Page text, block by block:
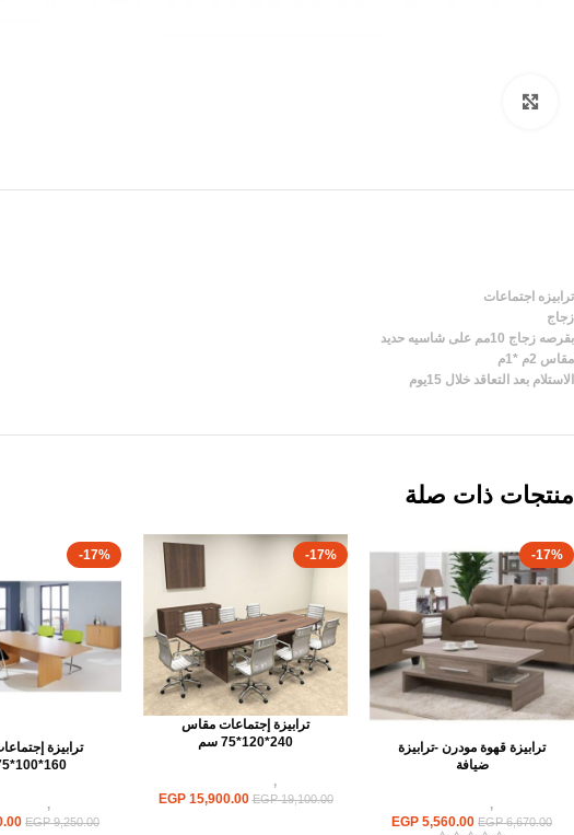
ترابيزه اجتماعات
زجاج
بقرصه زجاج 10مم على شاسيه حديد
مقاس 2م *1م
الاستلام بعد التعاقد خلال 15يوم
منتجات ذات صلة
-17%
ترابيزة قهوة مودرن -ترابيزة
ضيافة
,
EGP6,670.00
EGP 5,560.00
-17%
ترابيزة إجتماعات مقاس
240*120*75 سم
ترابيزات,
EGP19,100.00
EGP15,900.00
-17%
ترابيزة
160*100*75 سم
ترابيزات,
EGP9,250.00